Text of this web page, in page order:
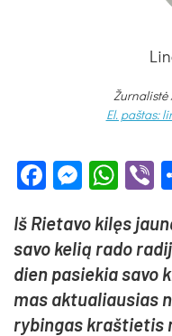
El. paštas:
Facebook
Iš Rie­ta­vo ki­lęs
sa­vo ke­lią ra­do
dien pa­sie­kia sa­vo
mas ak­tua­liau­sias
ry­bin­gas kraš­tie­tis